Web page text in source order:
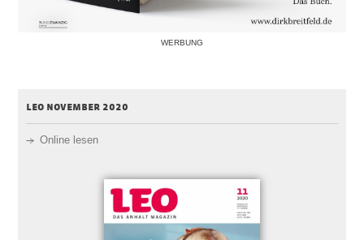
WERBUNG
leo november 2020
Online lesen